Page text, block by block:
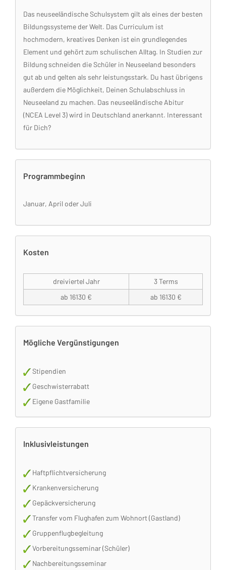
Das neuseeländische Schulsystem gilt als eines der besten
Bildungssysteme der Welt. Das Curriculum ist
hochmodern, kreatives Denken ist ein grundlegendes
Element und gehört zum schulischen Alltag. In Studien zur
Bildung schneiden die Schüler in Neuseeland besonders
gut ab und gelten als sehr leistungsstark. Du hast übrigens
außerdem die Möglichkeit, Deinen Schulabschluss in
Neuseeland zu machen. Das neuseeländische Abitur
(NCEA Level 3) wird in Deutschland anerkannt. Interessant
für Dich?
Programmbeginn
Januar, April oder Juli
Kosten
dreiviertel Jahr
3 Terms
ab 16130 €
ab 16130 €
Mögliche Vergünstigungen
Stipendien
Geschwisterrabatt
Eigene Gastfamilie
Inklusivleistungen
Haftpflichtversicherung
Krankenversicherung
Gepäckversicherung
Transfer vom Flughafen zum Wohnort (Gastland)
Gruppenflugbegleitung
Vorbereitungsseminar (Schüler)
Nachbereitungsseminar